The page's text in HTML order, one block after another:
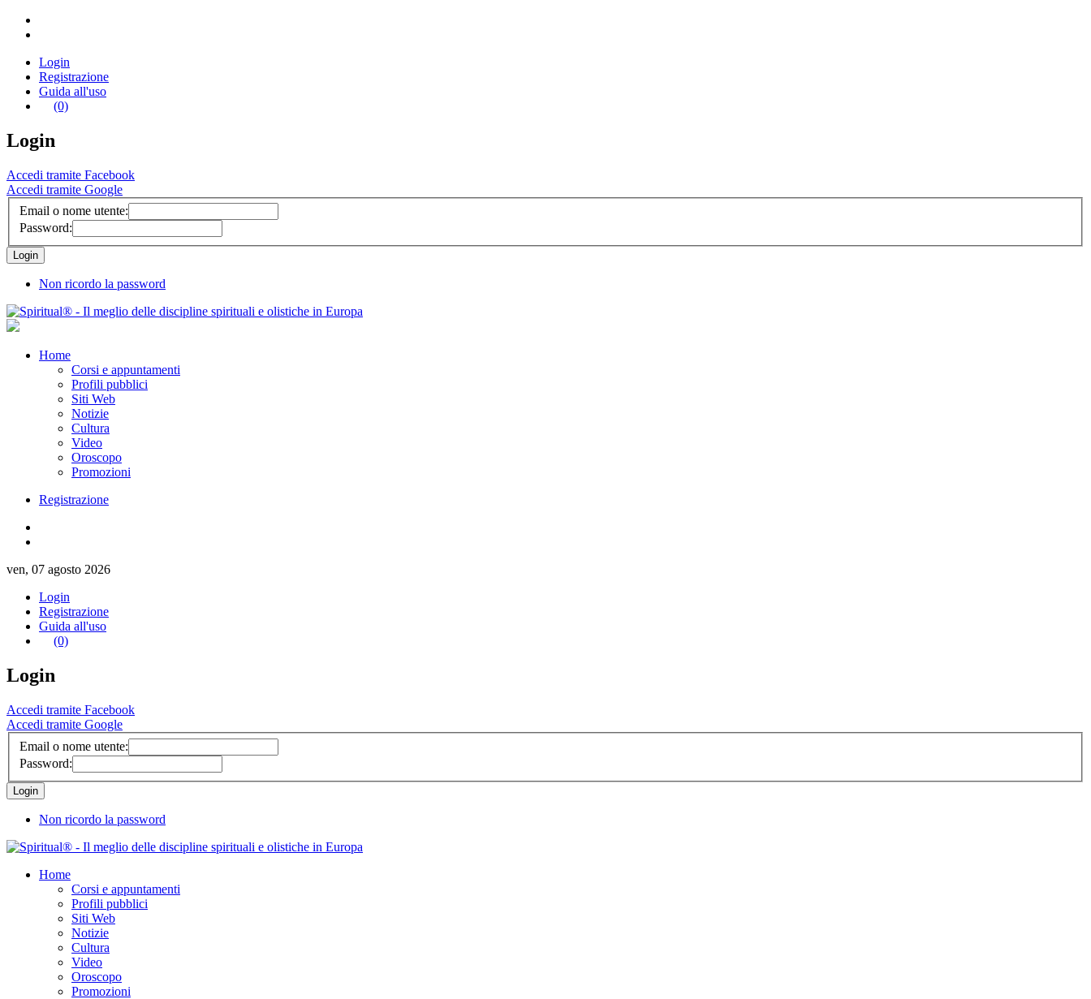
Login
Registrazione
Guida all'uso
(0)
Login
Accedi tramite Facebook
Accedi tramite Google
Email o nome utente:
Password:
Non ricordo la password
Home
Corsi e appuntamenti
Profili pubblici
Siti Web
Notizie
Cultura
Video
Oroscopo
Promozioni
Registrazione
ven, 07 agosto 2026
Login
Registrazione
Guida all'uso
(0)
Login
Accedi tramite Facebook
Accedi tramite Google
Email o nome utente:
Password:
Non ricordo la password
Home
Corsi e appuntamenti
Profili pubblici
Siti Web
Notizie
Cultura
Video
Oroscopo
Promozioni